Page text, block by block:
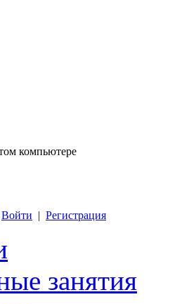
компьютере
Войти | Регистрация
занятия